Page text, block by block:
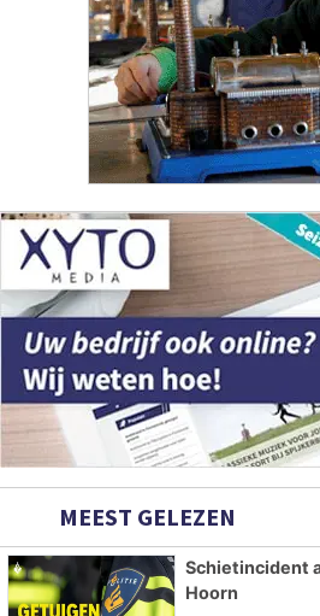
MEEST GELEZEN
Schietincident
Hoorn